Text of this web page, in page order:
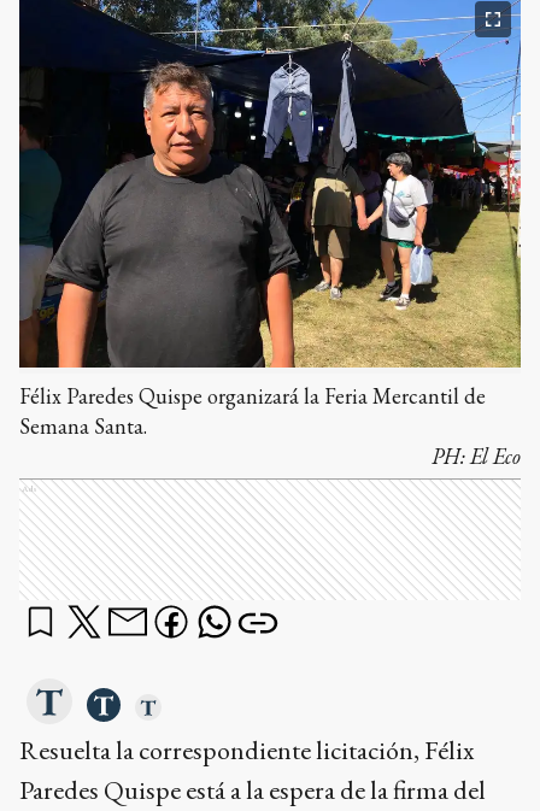
Félix Paredes Quispe organizará la Feria Mercantil de
Semana Santa.
PH:El Eco
Ads
Resuelta la correspondiente licitación, Félix
Paredes Quispe está a la espera de la firma del